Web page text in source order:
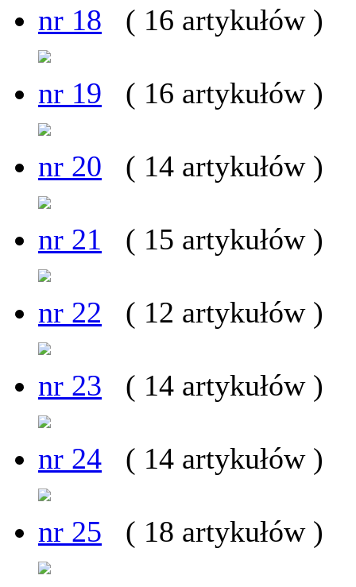
nr 18 ( 16 artykułów )
nr 19 ( 16 artykułów )
nr 20 ( 14 artykułów )
nr 21 ( 15 artykułów )
nr 22 ( 12 artykułów )
nr 23 ( 14 artykułów )
nr 24 ( 14 artykułów )
nr 25 ( 18 artykułów )